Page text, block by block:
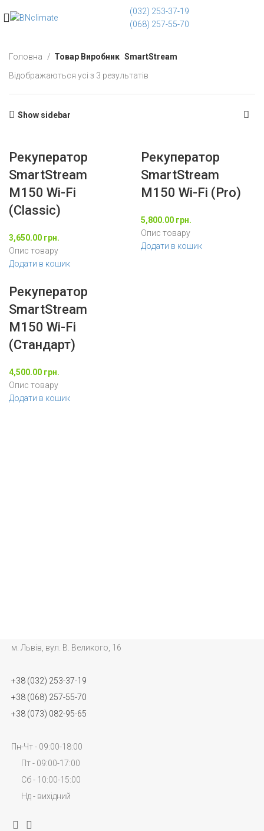
(032) 253-37-19
(068) 257-55-70
Головна Товар Виробник SmartStream
Відображаються усі з 3 результатів
Show sidebar
Рекуператор
SmartStream
M150 Wi-Fi
(Classic)
3,650.00 грн.
Опис товару
Додати в кошик
Рекуператор
SmartStream
M150 Wi-Fi (Pro)
5,800.00 грн.
Опис товару
Додати в кошик
Рекуператор
SmartStream
M150 Wi-Fi
(Стандарт)
4,500.00 грн.
Опис товару
Додати в кошик
м. Львів, вул. В. Великого, 16
+38 (032) 253-37-19
+38 (068) 257-55-70
+38 (073) 082-95-65
Пн-Чт - 09:00-18:00
Пт - 09:00-17:00
Сб - 10:00-15:00
Нд - вихідний